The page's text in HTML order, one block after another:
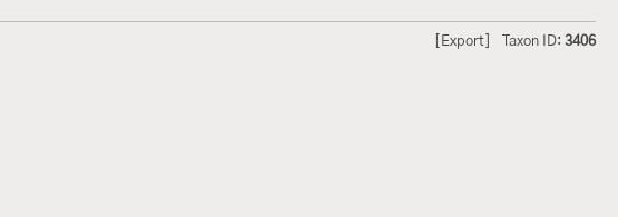
Taxon ID: 3406
[Export]